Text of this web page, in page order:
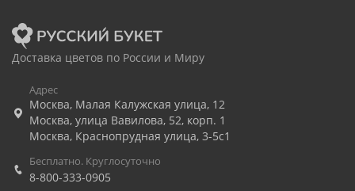
Доставка цветов по России и Миру
Адрес
Москва, Малая Калужская улица, 12
Москва, улица Вавилова, 52, корп. 1
Москва, Краснопрудная улица, 3-5с1
Бесплатно. Круглосуточно
8-800-333-0905